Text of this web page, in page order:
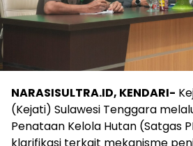
NARASISULTRA.ID, KENDARI-
(Kejati) Sulawesi Tenggara
Penataan Kelola Hutan (Satgas